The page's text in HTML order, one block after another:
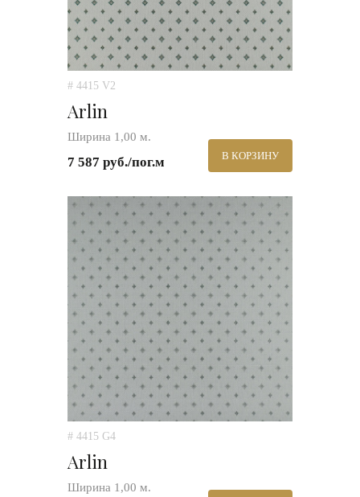
# 4415 V2
Arlin
Ширина 1,00 м.
7 587 руб./пог.м В КОРЗИНУ
# 4415 G4
Arlin
Ширина 1,00 м.